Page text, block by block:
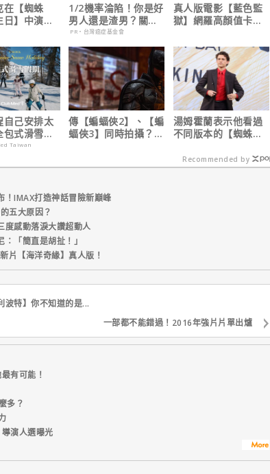
在【蜘蛛
日】中演的
1/2機率淪陷！你是好
男人還是渣男？關鍵
在這
PR・台灣癌症基金會
真人版電影【藍色監
獄】網羅高顏值卡司
自己安排太
包式滑雪假
雪場，一
Taiwan
傳【蝙蝠俠2】、【蝙
蝠俠3】同時拍攝？詹
湯姆霍蘭表示他看過
不同版本的【蜘蛛
這版完全不行！
Recommended by
！IMAX打造神話冒險新巔峰
五大原因？
度感動落淚大讚超動人
「簡直是胡扯！」
片【海洋奇緣】真人版！
波特】你不知道的是...
一部都不能錯過！2016年強片片單出爐
有可能！
多？
演人選曝光